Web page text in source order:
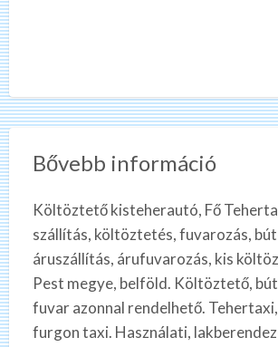
Bővebb információ
Költöztető kisteherautó, Fő
szállítás, költöztetés, fuvarozás,
áruszállítás, árufuvarozás, kis
Pest megye, belföld. Költöztető,
fuvar azonnal rendelhető.
furgon taxi. Használati,